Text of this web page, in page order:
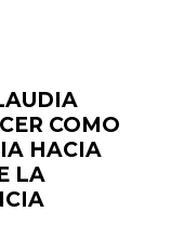
COMO
HACIA
LA